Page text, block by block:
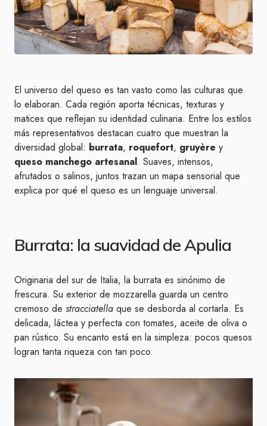
El universo del queso es tan vasto como las culturas que
lo elaboran. Cada región aporta técnicas, texturas y
matices que reflejan su identidad culinaria. Entre los estilos
más representativos destacan cuatro que muestran la
diversidad global: burrata, roquefort, gruyère y
queso manchego artesanal. Suaves, intensos,
afrutados o salinos, juntos trazan un mapa sensorial que
explica por qué el queso es un lenguaje universal.
Burrata: la suavidad de Apulia
Originaria del sur de Italia, la burrata es sinónimo de
frescura. Su exterior de mozzarella guarda un centro
cremoso de stracciatella que se desborda al cortarla. Es
delicada, láctea y perfecta con tomates, aceite de oliva o
pan rústico. Su encanto está en la simpleza: pocos quesos
logran tanta riqueza con tan poco.